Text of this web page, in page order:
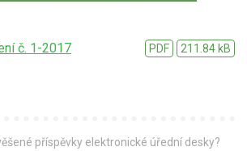
č. 1-2017 PDF 211.84 kB
příspěvky elektronické úřední desky?